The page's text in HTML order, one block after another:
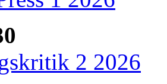
2 2026